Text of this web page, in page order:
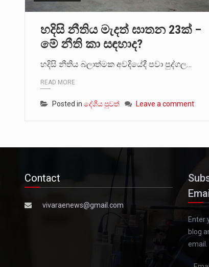
හදිසි නීතිය මැදත් ඝාතන 23ක් –
මේ නීති කා සඳහාද?
හදිසි නීතිය බලාත්මක අවදියේදී පවා පුද්ගල…
READ MORE
Posted in දේශීය පුවත් Leave a comment
Contact
vivaraenews@gmail.com
Enter
blog
email.